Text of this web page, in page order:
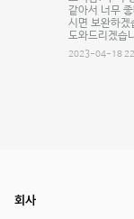
같아서 너무
시면 보완하
도와드리겠습
2023-04-18
회사